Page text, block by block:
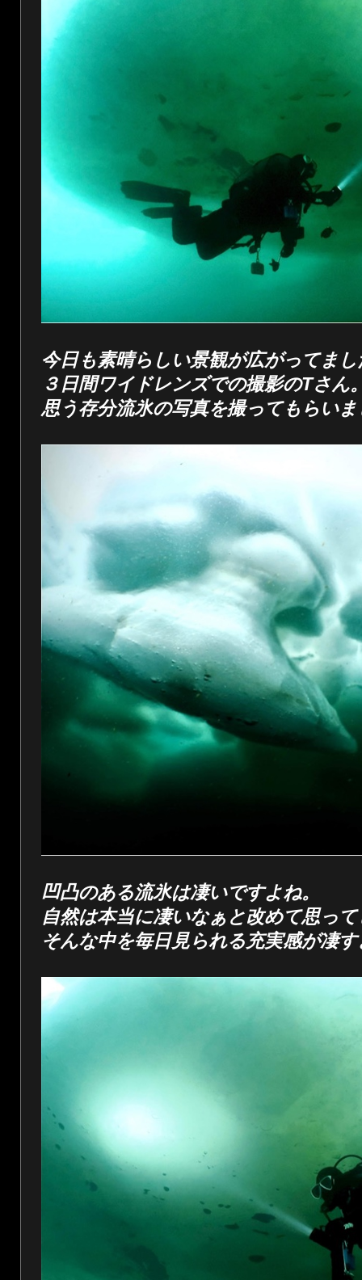
今日も素晴らしい景観が広がってまし
３日間ワイドレンズでの撮影のTさん
思う存分流氷の写真を撮ってもらい
凹凸のある流氷は凄いですよね。
自然は本当に凄いなぁと改めて思っ
そんな中を毎日見られる充実感が凄